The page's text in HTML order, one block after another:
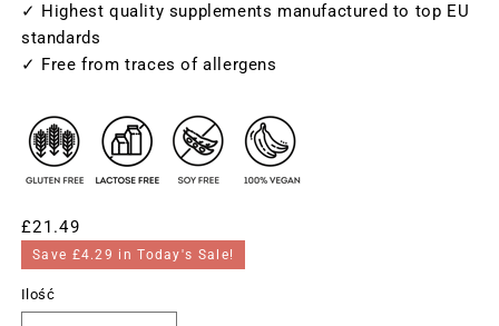
✓ Highest quality supplements manufactured to top EU
standards
✓ Free from traces of allergens
Cena
regularna
£21.49
Save £4.29 in Today's Sale!
Ilość